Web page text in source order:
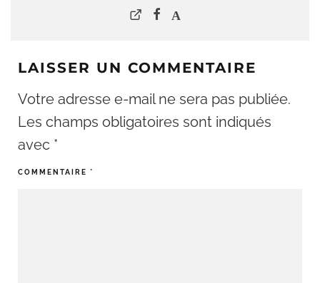
LAISSER UN COMMENTAIRE
Votre adresse e-mail ne sera pas publiée.
Les champs obligatoires sont indiqués
avec *
COMMENTAIRE *